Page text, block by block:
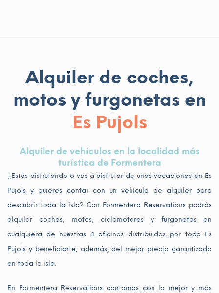
Alquiler de coches,
motos y furgonetas en
Es Pujols
Alquiler de vehículos en la localidad más
turística de Formentera
¿Estás disfrutando o vas a disfrutar de unas vacaciones en Es
Pujols y quieres contar con un vehículo de alquiler para
descubrir toda la isla? Con Formentera Reservations podrás
alquilar coches, motos, ciclomotores y furgonetas en
cualquiera de nuestras 4 oficinas distribuidas por todo Es
Pujols y beneficiarte, además, del mejor precio garantizado
en toda la isla.
En Formentera Reservations contamos con la mejor y más